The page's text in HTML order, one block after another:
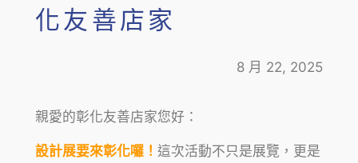
化友善店家
8 月 22, 2025
親愛的彰化友善店家您好：
設計展要來彰化囉！ 這次活動不只是展覽，更是